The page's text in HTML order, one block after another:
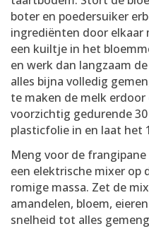
boter en poedersuiker
ingrediënten door elkaar
een kuiltje in het
en werk dan langzaam
alles bijna volledig
te maken de melk
voorzichtig gedurende
plasticfolie in en laat het
Meng voor de
een elektrische mixer op
romige massa. Zet de
amandelen, bloem,
snelheid tot alles